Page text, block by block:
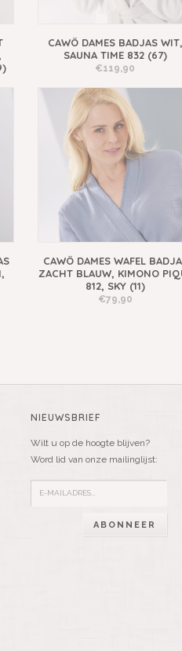
CAWÖ DAMES BADJAS WIT,
SAUNA TIME 832 (67)
€119,90
CAWÖ DAMES WAFEL
ZACHT BLAUW, KIMONO
812, SKY (11)
€79,90
NIEUWSBRIEF
Wilt u op de hoogte blijven?
Word lid van onze mailinglijst:
ABONNEER